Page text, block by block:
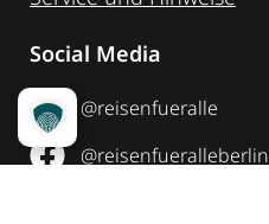
Social Media
@reisenfueralle
@reisenfueralleberlin